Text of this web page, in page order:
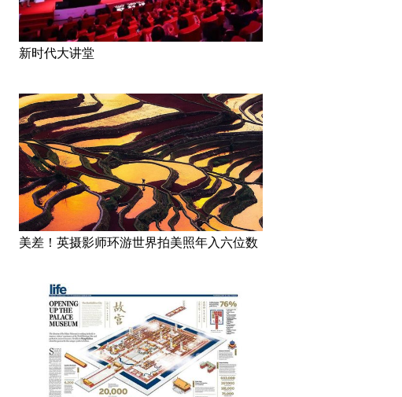
新时代大讲堂
美差！英摄影师环游世界拍美照年入六位数